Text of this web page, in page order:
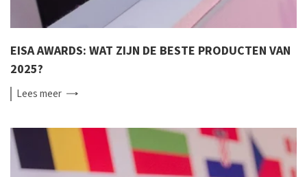
EISA AWARDS: WAT ZIJN DE BESTE PRODUCTEN VAN
2025?
Leesmeer